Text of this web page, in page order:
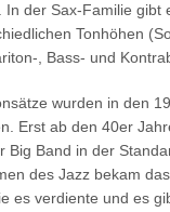
In der Sax-Familie gibt
Tonhöhen
, Bass- und
wurden in den
Erst ab den 40er
Big Band in der
des Jazz bekam
es verdiente und es